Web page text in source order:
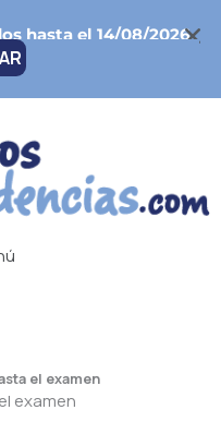
hasta el 14/08/2026
el examen
examen